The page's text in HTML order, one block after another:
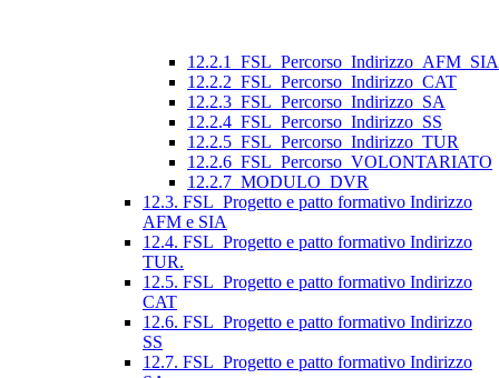
12.2.1_FSL_Percorso_Indirizzo_AFM_SIA
12.2.2_FSL_Percorso_Indirizzo_CAT
12.2.3_FSL_Percorso_Indirizzo_SA
12.2.4_FSL_Percorso_Indirizzo_SS
12.2.5_FSL_Percorso_Indirizzo_TUR
12.2.6_FSL_Percorso_VOLONTARIATO
12.2.7_MODULO_DVR
12.3. FSL_Progetto e patto formativo Indirizzo
AFM e SIA
12.4. FSL_Progetto e patto formativo Indirizzo
TUR.
12.5. FSL_Progetto e patto formativo Indirizzo
CAT
12.6. FSL_Progetto e patto formativo Indirizzo
SS
12.7. FSL_Progetto e patto formativo Indirizzo